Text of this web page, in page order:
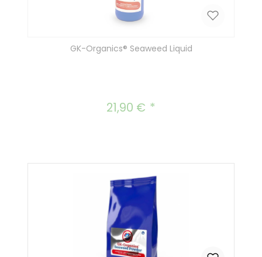
GK-Organics® Seaweed Liquid
Regulärer Preis:
21,90 €